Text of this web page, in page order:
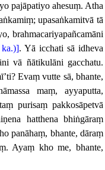
pajāpatiyo ahesuṃ. Atha
upasaṅkamitvā tā
brahmacariyapañcamāni
. Yā icchati sā idheva
vā ñātikulāni gacchatu.
Evaṃ vutte sā, bhante,
maṃ, ayyaputta,
purisaṃ pakkosāpetvā
hatthena bhiṅgāraṃ
panāhaṃ, bhante, dāraṃ
Ayaṃ kho me, bhante,